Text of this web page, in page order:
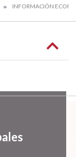
INFORMACIÓN